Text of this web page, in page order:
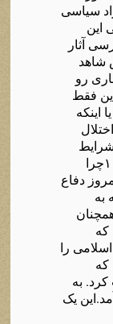
سیاسی
این
آثار
شاهد
رو
فقط
اینکه
خاص رفتارهای خاص دارند درست نیست ؟ ۱چرا
دفاع
به
که
را
که
به
یک